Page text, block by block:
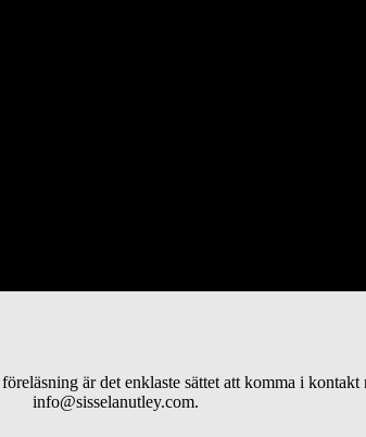
är det enklaste sättet att komma i kontakt
info@sisselanutley.com.